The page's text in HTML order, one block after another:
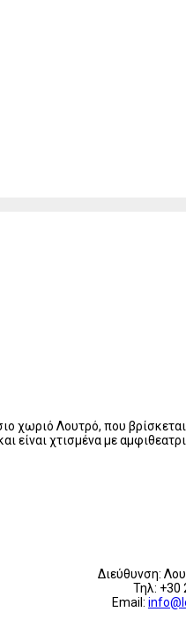
χωριό Λουτρό, που βρίσκεται
είναι χτισμένα με
Διεύθυνση:
Τηλ: +30
Email: